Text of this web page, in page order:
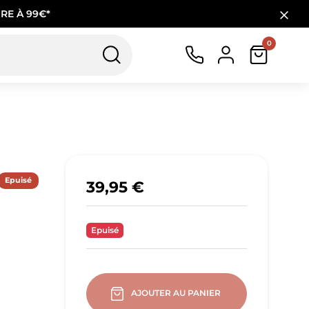
À 99€*
0
Epuisé 39,95 €
Epuisé
AJOUTER AU PANIER